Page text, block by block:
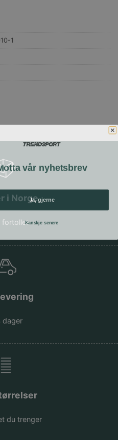
1
i Norge
fortollet
dager
du trenger
vår nyhetsbrev
Ja, gjerne
Kanskje senere